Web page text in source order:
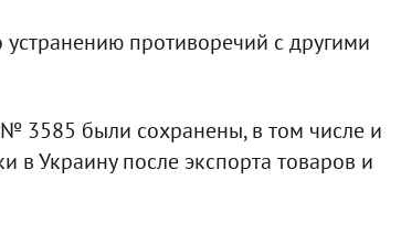
противоречий с другими
3585 были сохранены, в том числе и
в Украину после экспорта товаров и